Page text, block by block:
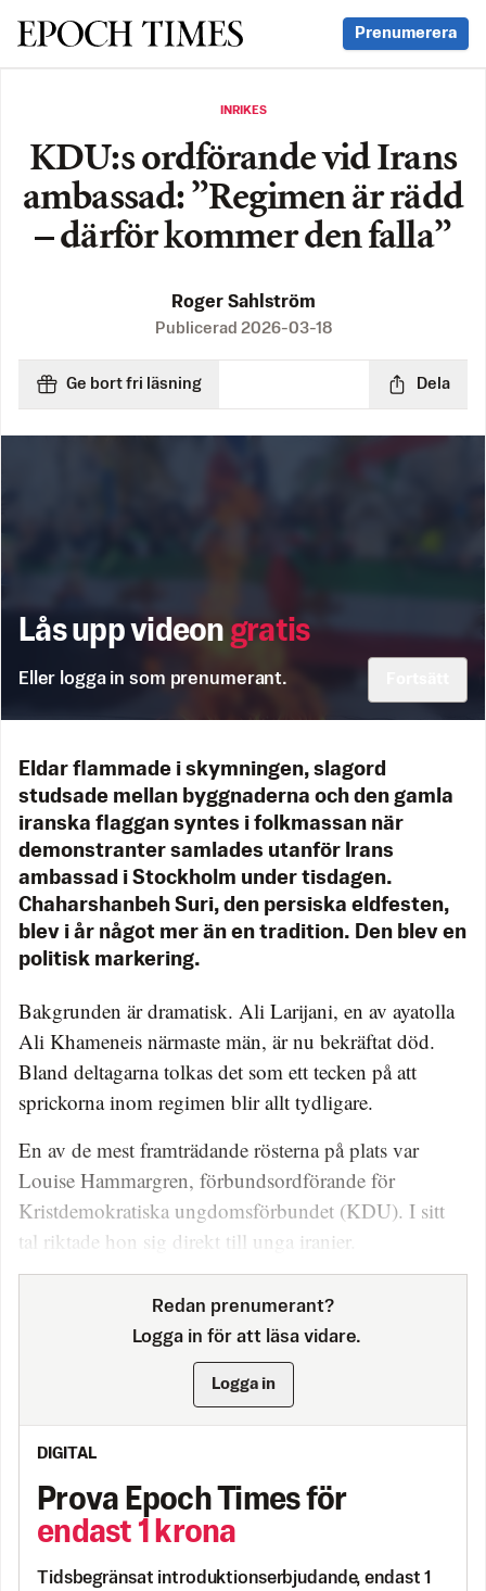
Svenska Epoch Times Prenumerera
INRIKES
KDU:s ordförande vid Irans
ambassad: ”Regimen är rädd
– därför kommer den falla”
Roger Sahlström
Publicerad 2026-03-18
Ge bort fri läsning Dela
Lås upp videon gratis
Eller logga in som prenumerant.
Eldar flammade i skymningen, slagord
studsade mellan byggnaderna och den gamla
iranska flaggan syntes i folkmassan när
demonstranter samlades utanför Irans
ambassad i Stockholm under tisdagen.
Chaharshanbeh Suri, den persiska eldfesten,
blev i år något mer än en tradition. Den blev en
politisk markering.
Bakgrunden är dramatisk. Ali Larijani, en av ayatolla
Ali Khameneis närmaste män, är nu bekräftat död.
Bland deltagarna tolkas det som ett tecken på att
sprickorna inom regimen blir allt tydligare.
En av de mest framträdande rösterna på plats var
Louise Hammargren, förbundsordförande för
Kristdemokratiska ungdomsförbundet (KDU). I sitt
tal riktade hon sig direkt till unga iranier.
Redan prenumerant?
Logga in för att läsa vidare.
Logga in
DIGITAL
Prova Epoch Times för
endast 1 krona
Tidsbegränsat introduktionserbjudande, endast 1